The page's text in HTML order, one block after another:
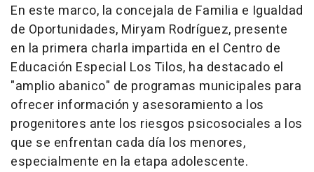
En este marco, la concejala de Familia e Igualdad
de Oportunidades, Miryam Rodríguez, presente
en la primera charla impartida en el Centro de
Educación Especial Los Tilos, ha destacado el
"amplio abanico" de programas municipales para
ofrecer información y asesoramiento a los
progenitores ante los riesgos psicosociales a los
que se enfrentan cada día los menores,
especialmente en la etapa adolescente.